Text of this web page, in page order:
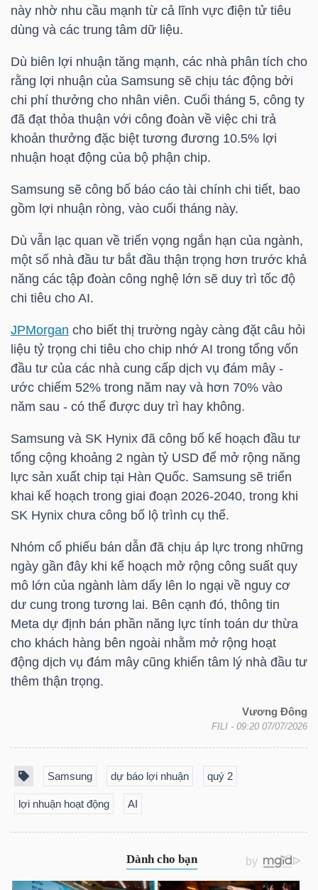
này nhờ nhu cầu mạnh từ cả lĩnh vực điện tử tiêu
dùng và các trung tâm dữ liệu.
Dù biên lợi nhuận tăng mạnh, các nhà phân tích cho
rằng lợi nhuận của Samsung sẽ chịu tác động bởi
chi phí thưởng cho nhân viên. Cuối tháng 5, công ty
đã đạt thỏa thuận với công đoàn về việc chi trả
khoản thưởng đặc biệt tương đương 10.5% lợi
nhuận hoạt động của bộ phận chip.
Samsung sẽ công bố báo cáo tài chính chi tiết, bao
gồm lợi nhuận ròng, vào cuối tháng này.
Dù vẫn lạc quan về triển vọng ngắn hạn của ngành,
một số nhà đầu tư bắt đầu thận trọng hơn trước khả
năng các tập đoàn công nghệ lớn sẽ duy trì tốc độ
chi tiêu cho AI.
JPMorgan cho biết thị trường ngày càng đặt câu hỏi
liệu tỷ trọng chi tiêu cho chip nhớ AI trong tổng vốn
đầu tư của các nhà cung cấp dịch vụ đám mây -
ước chiếm 52% trong năm nay và hơn 70% vào
năm sau - có thể được duy trì hay không.
Samsung và SK Hynix đã công bố kế hoạch đầu tư
tổng cộng khoảng 2 ngàn tỷ USD để mở rộng năng
lực sản xuất chip tại Hàn Quốc. Samsung sẽ triển
khai kế hoạch trong giai đoạn 2026-2040, trong khi
SK Hynix chưa công bố lộ trình cụ thể.
Nhóm cổ phiếu bán dẫn đã chịu áp lực trong những
ngày gần đây khi kế hoạch mở rộng công suất quy
mô lớn của ngành làm dấy lên lo ngại về nguy cơ
dư cung trong tương lai. Bên cạnh đó, thông tin
Meta dự định bán phần năng lực tính toán dư thừa
cho khách hàng bên ngoài nhằm mở rộng hoạt
động dịch vụ đám mây cũng khiến tâm lý nhà đầu tư
thêm thận trọng.
Vương Đông
FILI - 09:20 07/07/2026
Samsung dự báo lợi nhuận quý 2
lợi nhuận hoạt động AI
PHIẾU
CÔNG
CỤ
ĐẦU
TƯ
TRUY
DỮ
LIỆU
Ngành
(-)
VS-
SECTOR
NĂNG
LƯỢNG
NGUYÊN
VẬT
LIỆU
DÙNG